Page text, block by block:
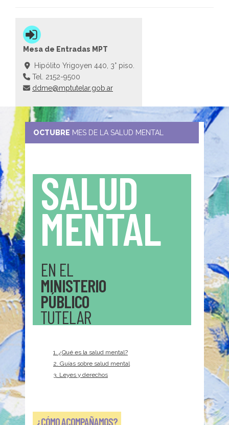
Mesa de Entradas MPT
Hipólito Yrigoyen 440, 3° piso.
Tel. 2152-9500
ddme@mptutelar.gob.ar
OCTUBRE MES DE LA SALUD MENTAL
SALUD
MENTAL
EN EL
MINISTERIO
PÚBLICO
TUTELAR
1. ¿Qué es la salud mental?
2. Guías sobre salud mental
3. Leyes y derechos
¿CÓMO ACOMPAÑAMOS?